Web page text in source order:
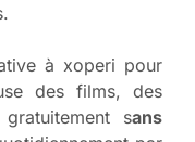
à xoperi pour
des films, des
sans